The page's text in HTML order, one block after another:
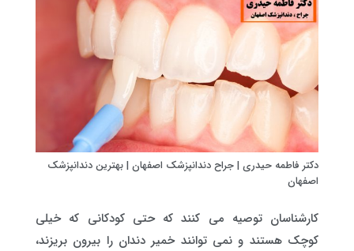
دکتر فاطمه حیدری | جراح دندانپزشک اصفهان | بهترین دندانپزشک
اصفهان
کارشناسان توصیه می کنند که حتی کودکانی که خیلی
کوچک هستند و نمی توانند خمیر دندان را بیرون بریزند،